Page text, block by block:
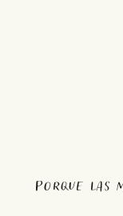
Porque las